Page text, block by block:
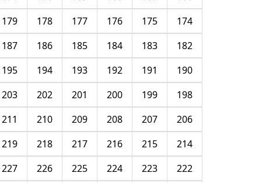
174
175
176
177
178
179
182
183
184
185
186
187
190
191
192
193
194
195
198
199
200
201
202
203
206
207
208
209
210
211
214
215
216
217
218
219
222
223
224
225
226
227